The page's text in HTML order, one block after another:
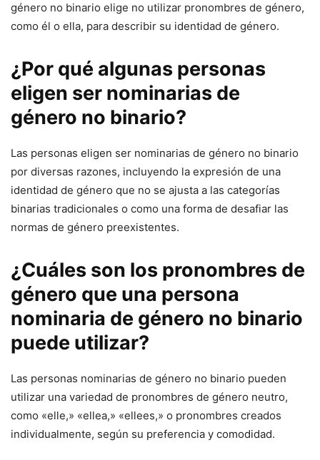
género no binario elige no utilizar pronombres de género,
como él o ella, para describir su identidad de género.
¿Por qué algunas personas
eligen ser nominarias de
género no binario?
Las personas eligen ser nominarias de género no binario
por diversas razones, incluyendo la expresión de una
identidad de género que no se ajusta a las categorías
binarias tradicionales o como una forma de desafiar las
normas de género preexistentes.
¿Cuáles son los pronombres de
género que una persona
nominaria de género no binario
puede utilizar?
Las personas nominarias de género no binario pueden
utilizar una variedad de pronombres de género neutro,
como «elle,» «ellea,» «ellees,» o pronombres creados
individualmente, según su preferencia y comodidad.